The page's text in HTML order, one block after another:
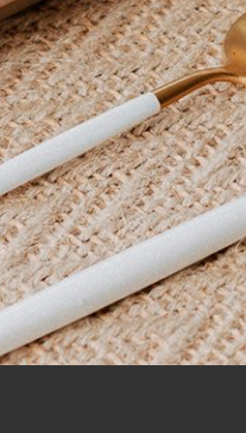
sobre este produto
gostar de